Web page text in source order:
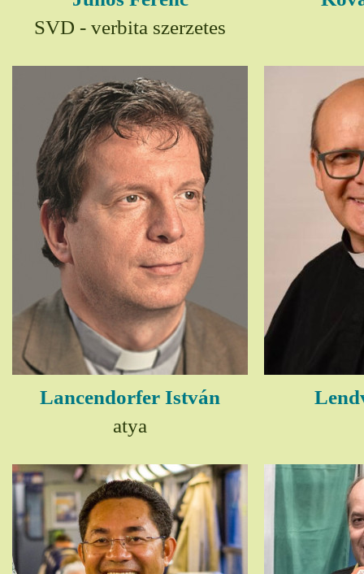
SVD - verbita szerzetes
Lancendorfer István
atya